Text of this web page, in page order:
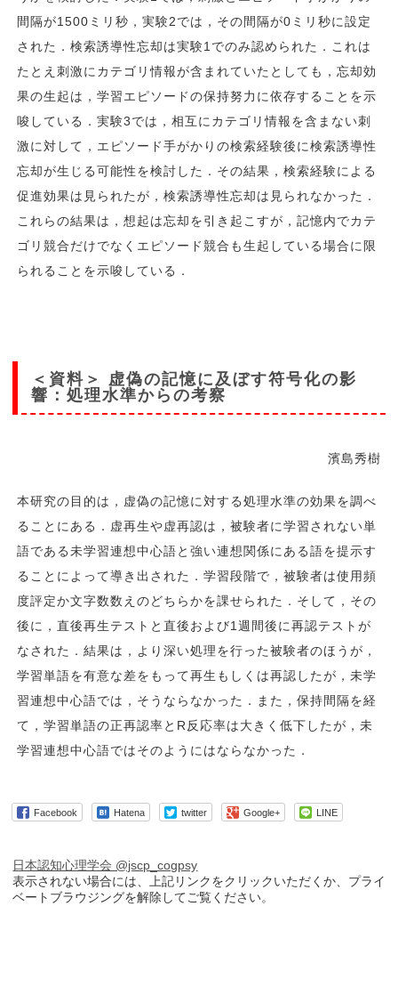
間隔が1500ミリ秒，実験2では，その間隔が0ミリ秒に設定
された．検索誘導性忘却は実験1でのみ認められた．これは
たとえ刺激にカテゴリ情報が含まれていたとしても，忘却効
果の生起は，学習エピソードの保持努力に依存することを示
唆している．実験3では，相互にカテゴリ情報を含まない刺
激に対して，エピソード手がかりの検索経験後に検索誘導性
忘却が生じる可能性を検討した．その結果，検索経験による
促進効果は見られたが，検索誘導性忘却は見られなかった．
これらの結果は，想起は忘却を引き起こすが，記憶内でカテ
ゴリ競合だけでなくエピソード競合も生起している場合に限
られることを示唆している．
＜資料＞ 虚偽の記憶に及ぼす符号化の影
響：処理水準からの考察
濱島秀樹
本研究の目的は，虚偽の記憶に対する処理水準の効果を調べ
ることにある．虚再生や虚再認は，被験者に学習されない単
語である未学習連想中心語と強い連想関係にある語を提示す
ることによって導き出された．学習段階で，被験者は使用頻
度評定か文字数数えのどちらかを課せられた．そして，その
後に，直後再生テストと直後および1週間後に再認テストが
なされた．結果は，より深い処理を行った被験者のほうが，
学習単語を有意な差をもって再生もしくは再認したが，未学
習連想中心語では，そうならなかった．また，保持間隔を経
て，学習単語の正再認率とR反応率は大きく低下したが，未
学習連想中心語ではそのようにはならなかった．
Facebook Hatena twitter Google+ LINE
日本認知心理学会 @jscp_cogpsy
表示されない場合には、上記リンクをクリックいただくか、プライ
ベートブラウジングを解除してご覧ください。